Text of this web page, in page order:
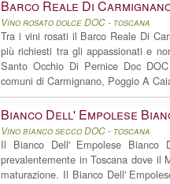
Barco Reale Di
Vino rosato dolce DOC - toscana
Tra i vini rosati il Barco Reale Di
più richiesti tra gli appassionati e
Santo Occhio Di Pernice Doc
comuni di Carmignano, Poggio A
Bianco Dell' Empolese
Vino bianco secco DOC - toscana
Il Bianco Dell' Empolese Bianco
prevalentemente in Toscana dove il
maturazione. Il Bianco Dell'